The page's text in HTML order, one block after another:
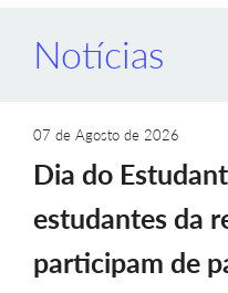
Notícias
07 de Agosto de 2026
Dia do
estudantes da
participam de